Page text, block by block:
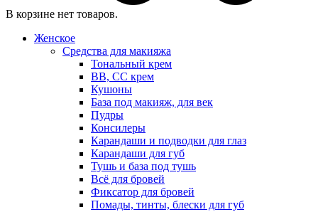
В корзине нет товаров.
Женское
Средства для макияжа
Тональный крем
BB, CC крем
Кушоны
База под макияж, для век
Пудры
Консилеры
Карандаши и подводки для глаз
Карандаши для губ
Тушь и база под тушь
Всё для бровей
Фиксатор для бровей
Помады, тинты, блески для губ